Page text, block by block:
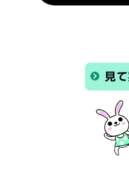
見